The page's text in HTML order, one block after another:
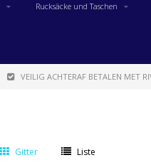
Rucksäcke und Taschen
VEILIG ACHTERAF BETALEN MET
Gitter Liste